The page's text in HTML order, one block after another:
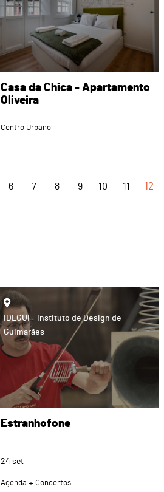
Casa da Chica - Apartamento
Oliveira
Centro Urbano
6 7 8 9 10 11 12
IDEGUI - Instituto de Design de
Guimarães
Estranhofone
24 set
Agenda Concertos